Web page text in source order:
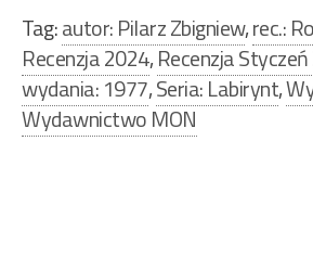
Tag:autor: Pilarz Zbigniew,rec.:
Recenzja 2024,Recenzja
wydania: 1977,Seria: Labirynt,
Wydawnictwo MON